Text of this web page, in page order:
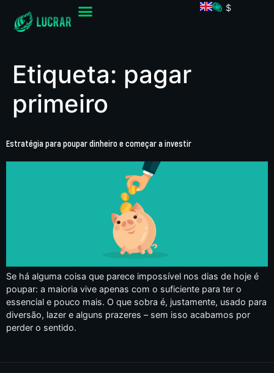
$
Etiqueta: pagar
primeiro
Estratégia para poupar dinheiro e começar a investir
Se há alguma coisa que parece impossível nos dias de hoje é
poupar: a maioria vive apenas com o suficiente para ter o
essencial e pouco mais. O que sobra é, justamente, usado para
diversão, lazer e alguns prazeres – sem isso acabamos por
perder o sentido.